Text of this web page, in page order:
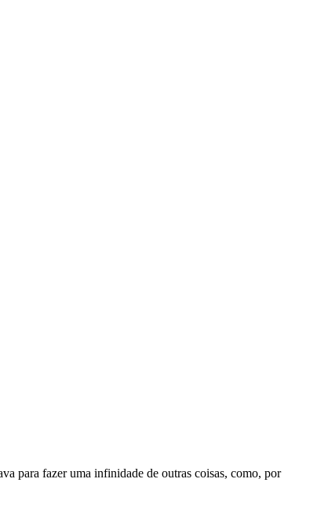
para fazer uma infinidade de outras coisas, como, por